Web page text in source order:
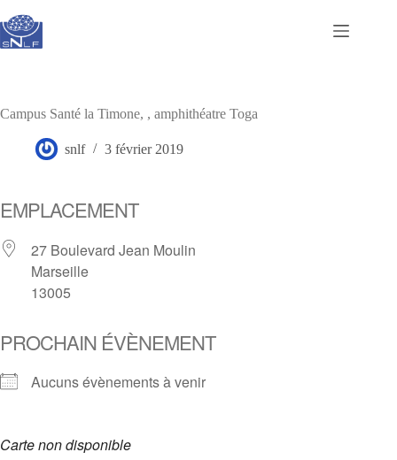
au
contenu
Campus Santé la Timone, , amphithéatre Toga
snlf 3 février 2019
EMPLACEMENT
27 Boulevard Jean Moulin
Marseille
13005
PROCHAIN ÉVÈNEMENT
Aucuns évènements à venir
Carte non disponible